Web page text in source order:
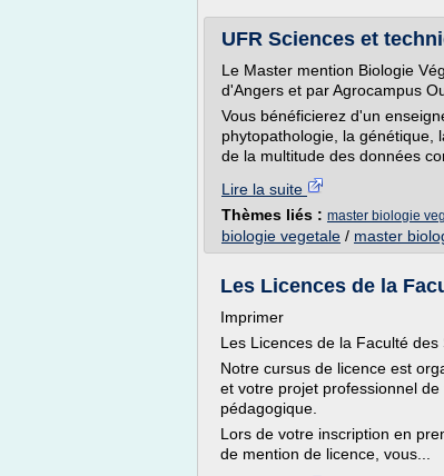
UFR Sciences et
Le Master mention Biologie
d'Angers et par Agrocampus
Vous bénéficierez d'un
phytopathologie, la génétique,
de la multitude des données
Lire la suite
Thèmes liés : master biologie
biologie vegetale / master
Les Licences de la
Imprimer
Les Licences de la Faculté
Notre cursus de licence est
et votre projet professionnel
pédagogique.
Lors de votre inscription en
de mention de licence, vous...